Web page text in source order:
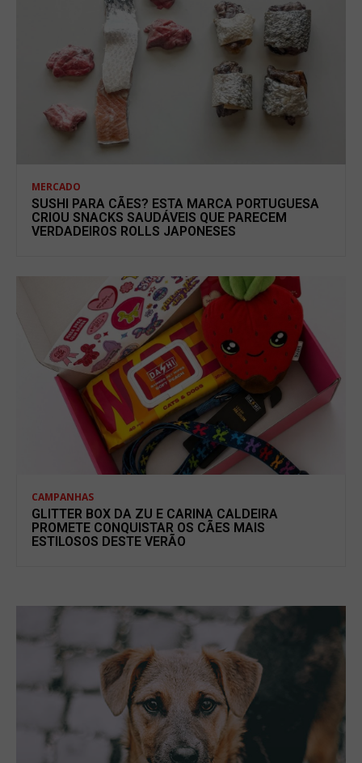
MERCADO
SUSHI PARA CÃES? ESTA MARCA PORTUGUESA
CRIOU SNACKS SAUDÁVEIS QUE PARECEM
VERDADEIROS ROLLS JAPONESES
CAMPANHAS
GLITTER BOX DA ZU E CARINA CALDEIRA
PROMETE CONQUISTAR OS CÃES MAIS
ESTILOSOS DESTE VERÃO